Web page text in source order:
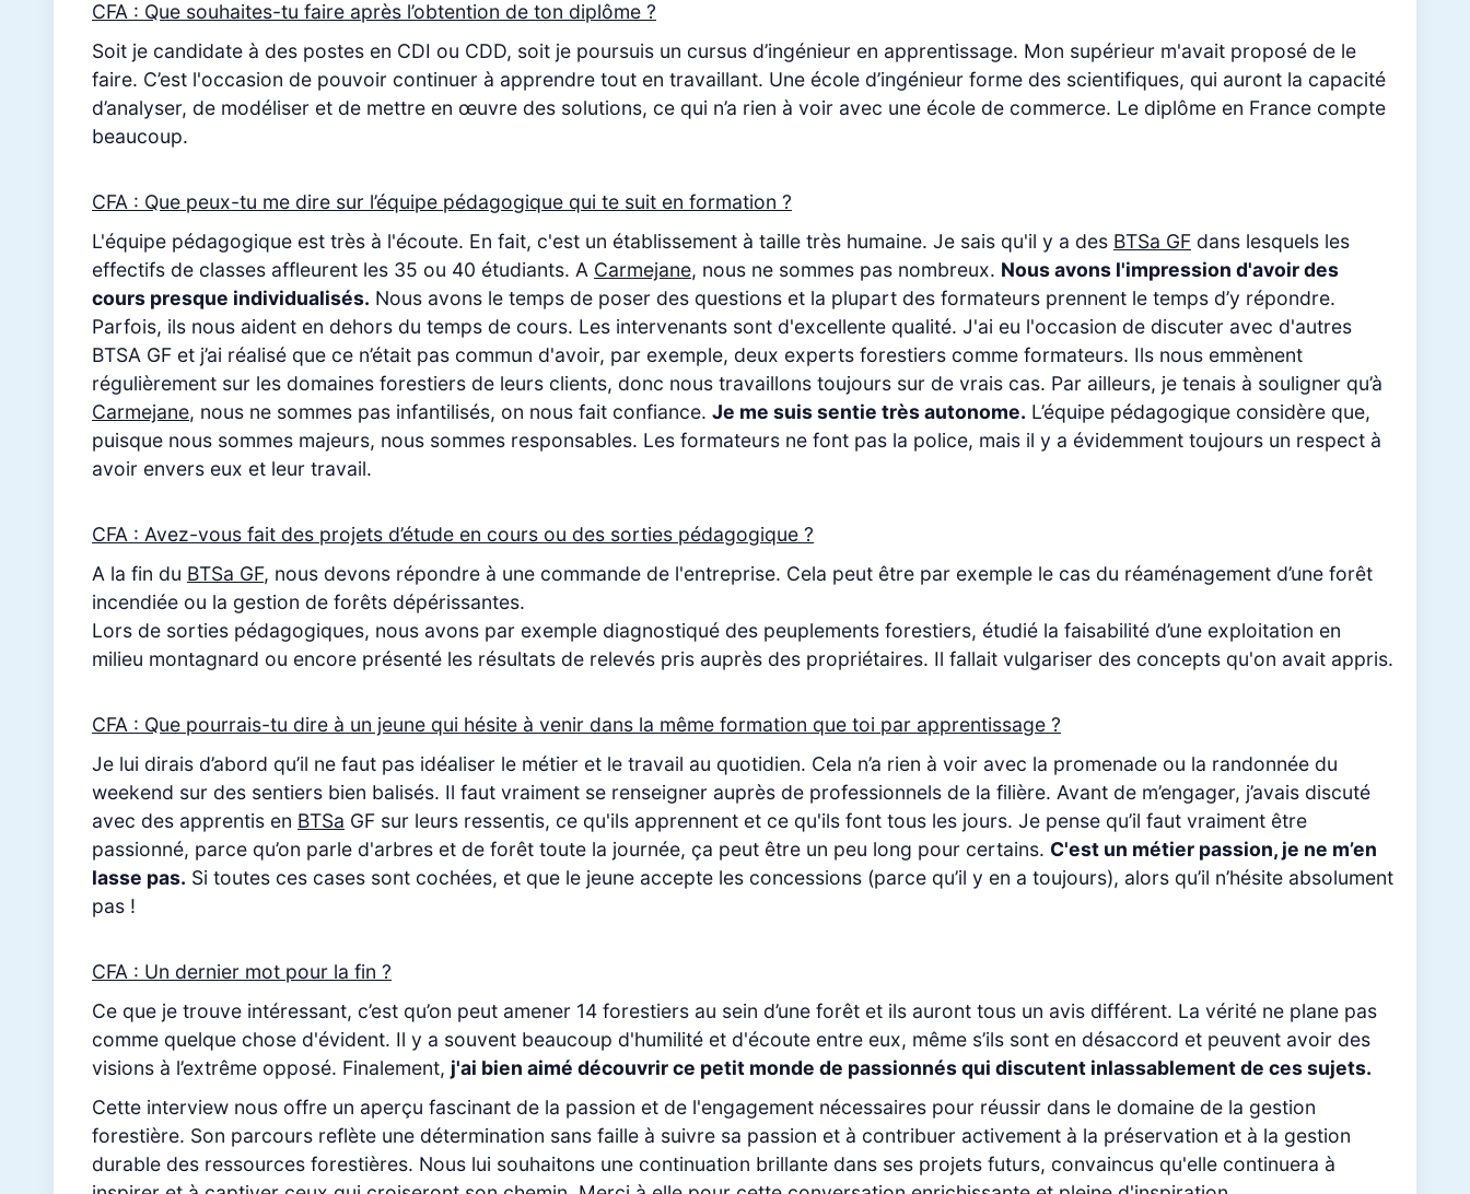
CFA : Que souhaites-tu faire après l’obtention de ton diplôme ?
Soit je candidate à des postes en CDI ou CDD, soit je poursuis un cursus d’ingénieur en apprentissage. Mon supérieur m'avait proposé de le
faire. C’est l'occasion de pouvoir continuer à apprendre tout en travaillant. Une école d’ingénieur forme des scientifiques, qui auront la capacité
d’analyser, de modéliser et de mettre en œuvre des solutions, ce qui n’a rien à voir avec une école de commerce. Le diplôme en France compte
beaucoup.
CFA : Que peux-tu me dire sur l’équipe pédagogique qui te suit en formation ?
L'équipe pédagogique est très à l'écoute. En fait, c'est un établissement à taille très humaine. Je sais qu'il y a des BTSa GF dans lesquels les
effectifs de classes affleurent les 35 ou 40 étudiants. A Carmejane, nous ne sommes pas nombreux. Nous avons l'impression d'avoir des
cours presque individualisés. Nous avons le temps de poser des questions et la plupart des formateurs prennent le temps d’y répondre.
Parfois, ils nous aident en dehors du temps de cours. Les intervenants sont d'excellente qualité. J'ai eu l'occasion de discuter avec d'autres
BTSA GF et j’ai réalisé que ce n’était pas commun d'avoir, par exemple, deux experts forestiers comme formateurs. Ils nous emmènent
régulièrement sur les domaines forestiers de leurs clients, donc nous travaillons toujours sur de vrais cas. Par ailleurs, je tenais à souligner qu’à
Carmejane, nous ne sommes pas infantilisés, on nous fait confiance. Je me suis sentie très autonome. L’équipe pédagogique considère que,
puisque nous sommes majeurs, nous sommes responsables. Les formateurs ne font pas la police, mais il y a évidemment toujours un respect à
avoir envers eux et leur travail.
CFA : Avez-vous fait des projets d’étude en cours ou des sorties pédagogique ?
A la fin du BTSa GF, nous devons répondre à une commande de l'entreprise. Cela peut être par exemple le cas du réaménagement d’une forêt
incendiée ou la gestion de forêts dépérissantes.
Lors de sorties pédagogiques, nous avons par exemple diagnostiqué des peuplements forestiers, étudié la faisabilité d’une exploitation en
milieu montagnard ou encore présenté les résultats de relevés pris auprès des propriétaires. Il fallait vulgariser des concepts qu'on avait appris.
CFA : Que pourrais-tu dire à un jeune qui hésite à venir dans la même formation que toi par apprentissage ?
Je lui dirais d’abord qu’il ne faut pas idéaliser le métier et le travail au quotidien. Cela n’a rien à voir avec la promenade ou la randonnée du
weekend sur des sentiers bien balisés. Il faut vraiment se renseigner auprès de professionnels de la filière. Avant de m’engager, j’avais discuté
avec des apprentis en BTSa GF sur leurs ressentis, ce qu'ils apprennent et ce qu'ils font tous les jours. Je pense qu’il faut vraiment être
passionné, parce qu’on parle d'arbres et de forêt toute la journée, ça peut être un peu long pour certains. C'est un métier passion, je ne m’en
lasse pas. Si toutes ces cases sont cochées, et que le jeune accepte les concessions (parce qu’il y en a toujours), alors qu’il n’hésite absolument
pas !
CFA : Un dernier mot pour la fin ?
Ce que je trouve intéressant, c’est qu’on peut amener 14 forestiers au sein d’une forêt et ils auront tous un avis différent. La vérité ne plane pas
comme quelque chose d'évident. Il y a souvent beaucoup d'humilité et d'écoute entre eux, même s’ils sont en désaccord et peuvent avoir des
visions à l’extrême opposé. Finalement, j'ai bien aimé découvrir ce petit monde de passionnés qui discutent inlassablement de ces sujets.
Cette interview nous offre un aperçu fascinant de la passion et de l'engagement nécessaires pour réussir dans le domaine de la gestion
forestière. Son parcours reflète une détermination sans faille à suivre sa passion et à contribuer activement à la préservation et à la gestion
durable des ressources forestières. Nous lui souhaitons une continuation brillante dans ses projets futurs, convaincus qu'elle continuera à